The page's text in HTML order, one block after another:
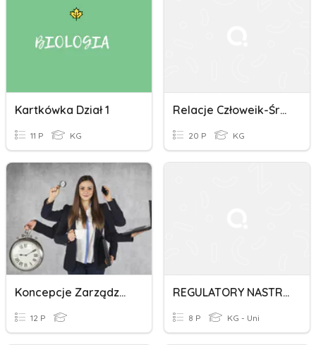
Kartkówka Dział 1
11 P KG
Relacje Człoweik-Środowisko
20 P KG
Koncepcje Zarządzania
12 P
REGULATORY NASTROJÓW
8 P KG - Uni